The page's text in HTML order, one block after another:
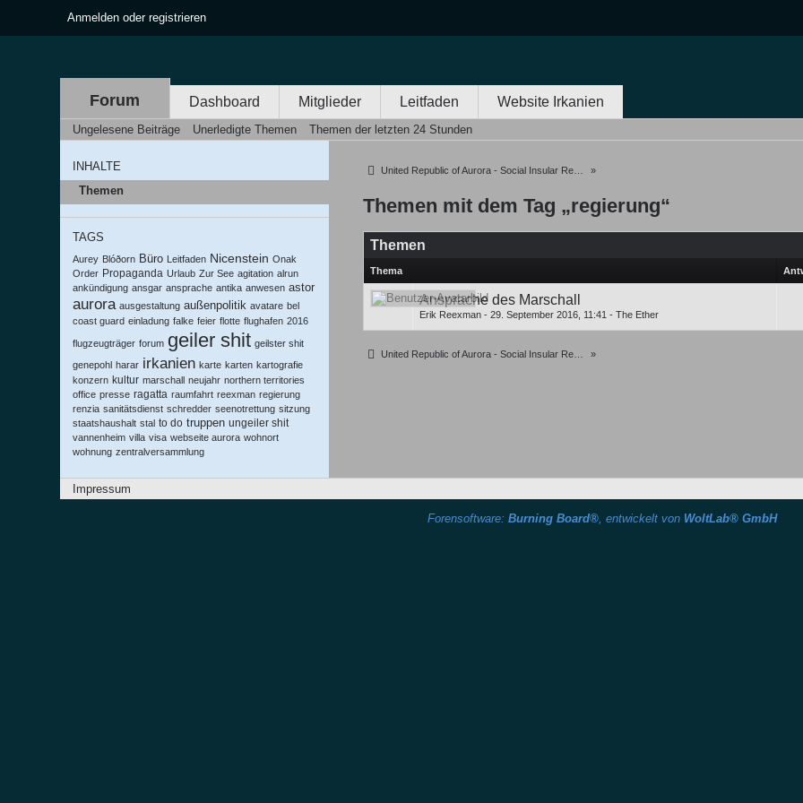
Anmelden oder registrieren
Forum Dashboard Mitglieder Leitfaden Website Irkanien
Ungelesene Beiträge Unerledigte Themen Themen der letzten 24 Stunden
INHALTE
Themen
TAGS
Aurey Blóðorn Büro Leitfaden Nicenstein Onak
Order Propaganda Urlaub Zur See agitation alrun
ankündigung ansgar ansprache antika anwesen astor
aurora ausgestaltung außenpolitik avatare bel
coast guard einladung falke feier flotte flughafen 2016
flugzeugträger forum geiler shit geilster shit
genepohl harar irkanien karte karten kartografie
konzern kultur marschall neujahr northern territories
office presse ragatta raumfahrt reexman regierung
renzia sanitätsdienst schredder seenotrettung sitzung
staatshaushalt stal to do truppen ungeiler shit
vannenheim villa visa webseite aurora wohnort
wohnung zentralversammlung
United Republic of Aurora - Social Insular Republic of Oceania »
Themen mit dem Tag „regierung“
Themen
Thema
Ansprache des Marschall
Erik Reexman -29. September 2016, 11:41 -The Ether
United Republic of Aurora - Social Insular Republic of Oceania »
Impressum
Forensoftware: Burning Board®, entwickelt von WoltLab® GmbH